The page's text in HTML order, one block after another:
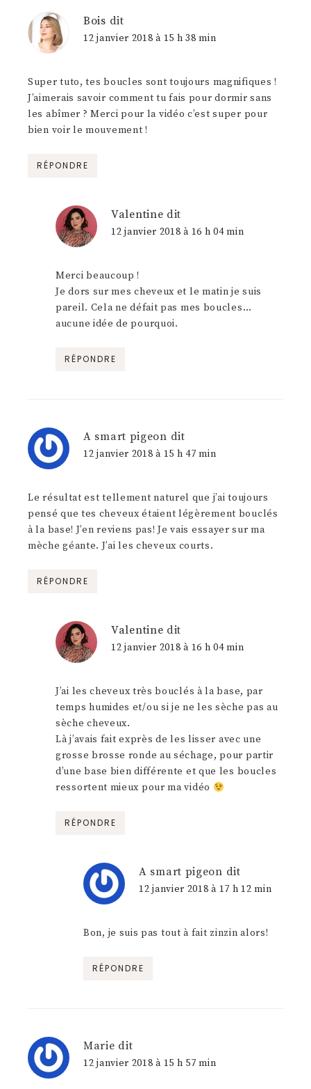
Bois dit
12 janvier 2018 à 15 h 38 min
Super tuto, tes boucles sont toujours magnifiques !
J’aimerais savoir comment tu fais pour dormir sans
les abîmer ? Merci pour la vidéo c’est super pour
bien voir le mouvement !
RÉPONDRE
Valentine dit
12 janvier 2018 à 16 h 04 min
Merci beaucoup !
Je dors sur mes cheveux et le matin je suis
pareil. Cela ne défait pas mes boucles…
aucune idée de pourquoi.
RÉPONDRE
A smart pigeon dit
12 janvier 2018 à 15 h 47 min
Le résultat est tellement naturel que j’ai toujours
pensé que tes cheveux étaient légèrement bouclés
à la base! J’en reviens pas! Je vais essayer sur ma
mèche géante. J’ai les cheveux courts.
RÉPONDRE
Valentine dit
12 janvier 2018 à 16 h 04 min
J’ai les cheveux très bouclés à la base, par
temps humides et/ou si je ne les sèche pas au
sèche cheveux.
Là j’avais fait exprès de les lisser avec une
grosse brosse ronde au séchage, pour partir
d’une base bien différente et que les boucles
ressortent mieux pour ma vidéo
RÉPONDRE
A smart pigeon dit
12 janvier 2018 à 17 h 12 min
Bon, je suis pas tout à fait zinzin alors!
RÉPONDRE
Marie dit
12 janvier 2018 à 15 h 57 min